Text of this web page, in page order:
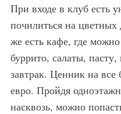
При входе в клуб есть
почилиться на
же есть кафе, где можно
буррито, салаты,
завтрак. Ценник на все
евро. Пройдя
насквозь, можно